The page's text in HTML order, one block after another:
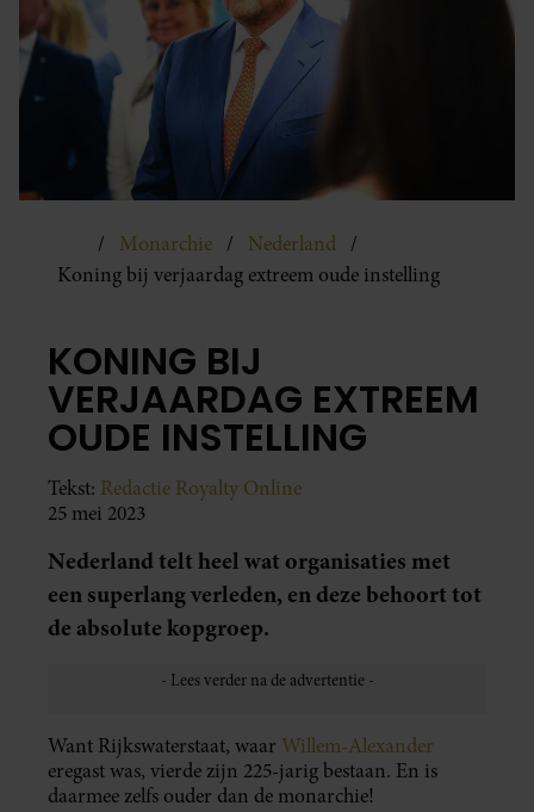
Monarchie
Nederland
Koning bij verjaardag extreem oude instelling
KONING BIJ
VERJAARDAG EXTREEM
OUDE INSTELLING
Tekst: Redactie Royalty Online
25 mei 2023
Nederland telt heel wat organisaties met
een superlang verleden, en deze behoort tot
de absolute kopgroep.
Want Rijkswaterstaat, waar Willem-Alexander
eregast was, vierde zijn 225-jarig bestaan. En is
daarmee zelfs ouder dan de monarchie!